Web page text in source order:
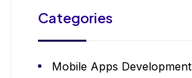
Categories
Mobile Apps Development